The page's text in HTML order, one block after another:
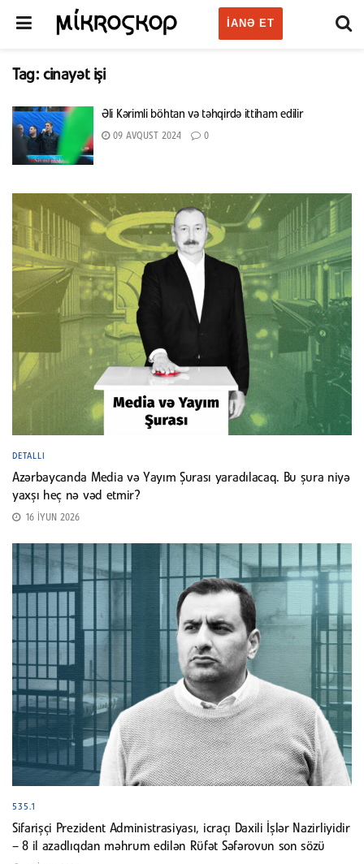
IANƏ ET
Tag: cinayət işi
Əli Kərimli böhtan və təhqirdə ittiham edilir
09 AVQUST 2024 0
DETALLI
Azərbaycanda Media və Yayım Şurası yaradılacaq. Bu şura niyə
yaxşı heç nə vəd etmir?
16 İYUN 2026
535.1
Sifarişçi Prezident Administrasiyası, icraçı Daxili İşlər Nazirliyidir
– 8 il azadlıqdan məhrum edilən Rüfət Səfərovun son sözü